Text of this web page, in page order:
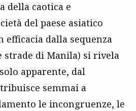
della caotica e
del paese asiatico
efficacia dalla sequenza
di Manila) si rivela
apparente, dal
semmai a
le incongruenze, le